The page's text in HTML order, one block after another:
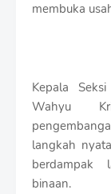
membuka
Kepala
Wahyu
langkah
berdampak
binaan.